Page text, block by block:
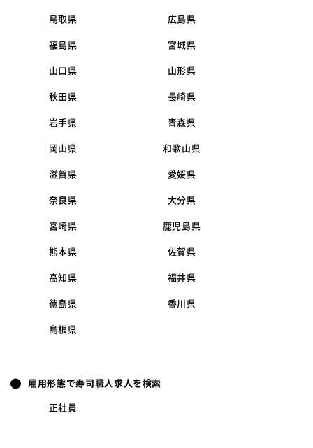
鳥取県 広島県
福島県 宮城県
山口県 山形県
秋田県 長崎県
岩手県 青森県
岡山県 和歌山県
滋賀県 愛媛県
奈良県 大分県
宮崎県 鹿児島県
熊本県 佐賀県
高知県 福井県
徳島県 香川県
島根県
雇用形態で寿司職人求人を検索
正社員